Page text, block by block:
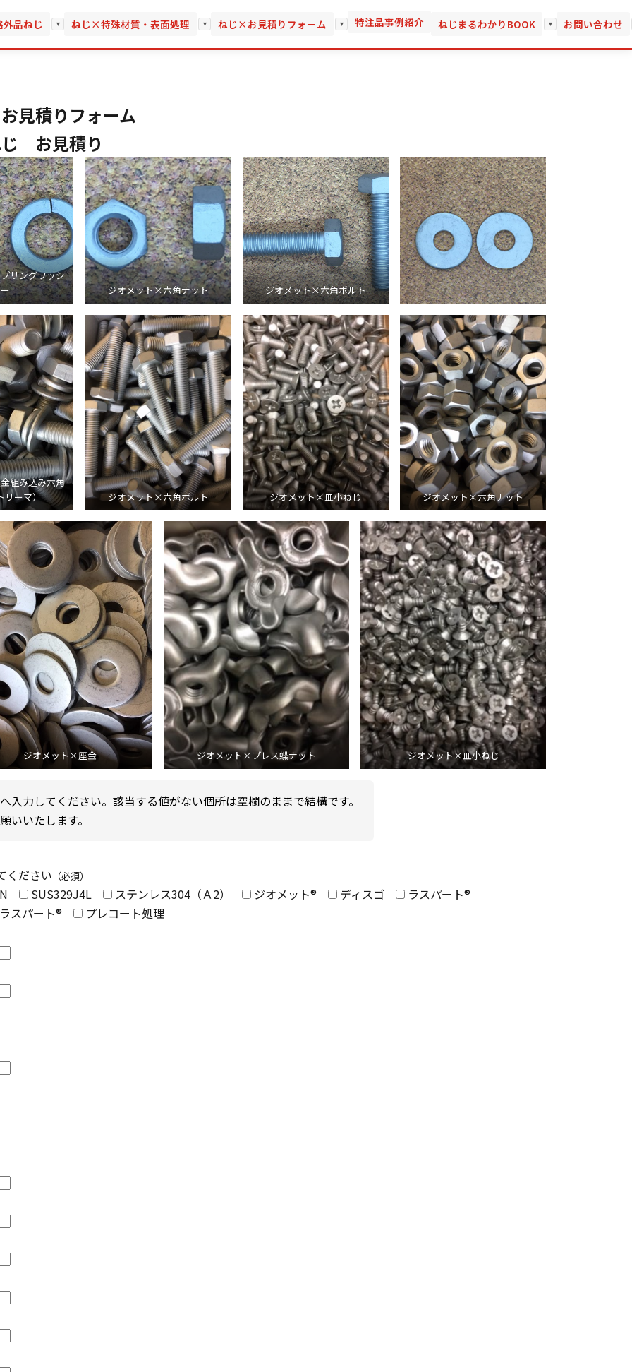
外品ねじ ▾ ねじ×特殊材質・表面処理 ▾ ねじ×お見積りフォーム ▾ 特注品事例紹介 ねじまるわかりBOOK ▾ お問い合わせ
見積りフォーム
じ お見積り
リングワッシ
ジオメット×六角ナット ジオメット×六角ボルト
組み込み六角
リーマ）
ジオメット×六角ボルト ジオメット×皿小ねじ ジオメット×六角ナット
ジオメット×座金 ジオメット×プレス蝶ナット ジオメット×皿小ねじ
入力してください。該当する値がない個所は空欄のままで結構です。
いいたします。
ください （必須）
SUS329J4L ステンレス304（Ａ2） ジオメット® ディスゴ
ラスパート®
スパート®
プレコート処理